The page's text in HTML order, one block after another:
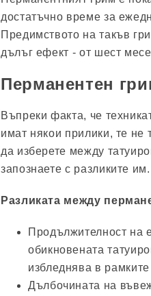
достатъчно време за
Предимството на такъв
дълъг ефект - от шест
Перманентен
Въпреки факта, че
имат някои прилики, те не
да изберете между
запознаете с разликите им.
Разликата между
Продължителност на
обикновената
избледнява в
Дълбочината на